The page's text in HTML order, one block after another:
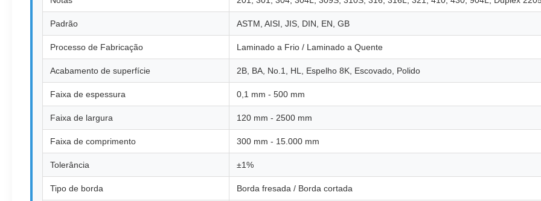
Padrão ASTM, AISI, JIS, DIN, EN, GB
Processo de Fabricação Laminado a Frio / Laminado a Quente
Acabamento de superfície 2B, BA, No.1, HL, Espelho 8K, Escovado, Polido
Faixa de espessura 0,1 mm - 500 mm
Faixa de largura 120 mm - 2500 mm
Faixa de comprimento 300 mm - 15.000 mm
Tolerância ±1%
Tipo de borda Borda fresada / Borda cortada